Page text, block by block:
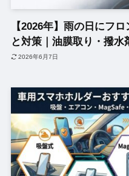
【2026年】雨の日にフ
と対策｜油膜取り・撥
2026年6月7日